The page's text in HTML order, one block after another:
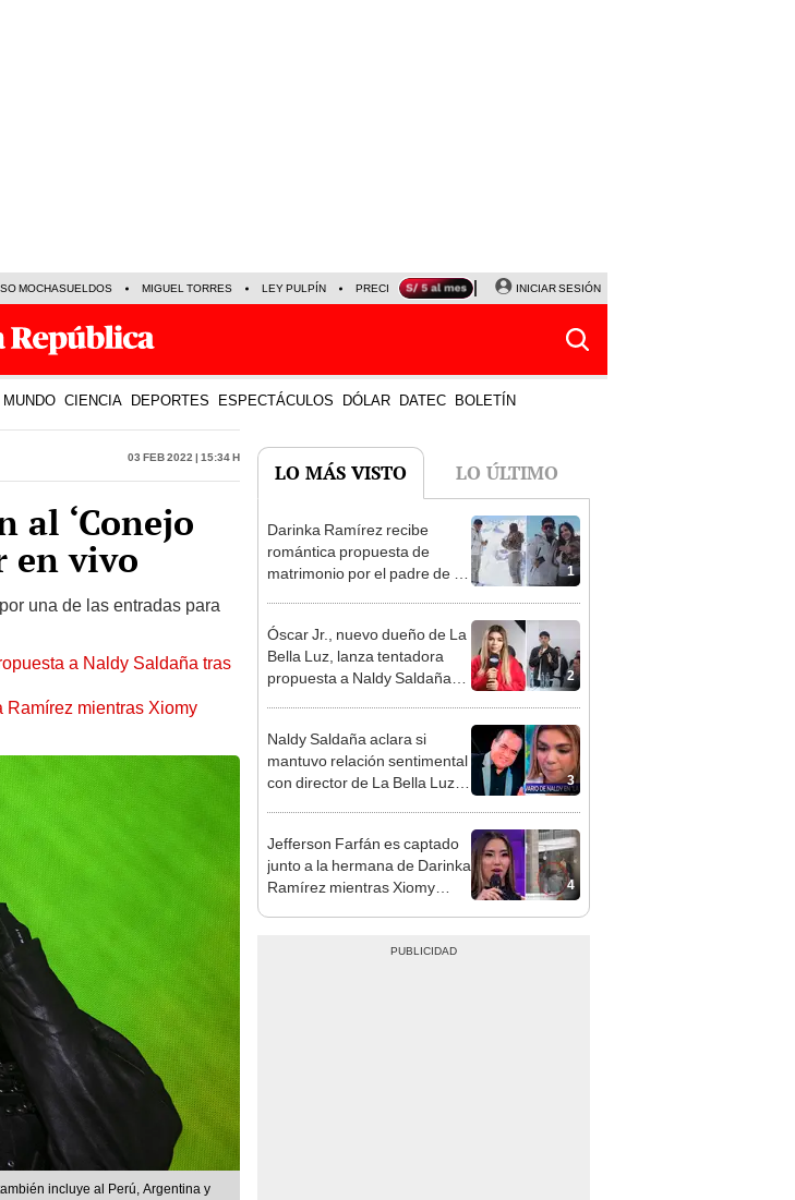
MOCHASUELDOS MIGUEL TORRES LEY PULPÍN PRECIO DEL DÓLAR CORTE DE LUZ VIERNES 7 DE AGOSTO
INICIAR SESIÓN
MUNDO CIENCIA DEPORTES ESPECTÁCULOS DÓLAR DATEC BOLETÍN
03 Feb 2022 | 15:34 h
al ‘Conejo
en vivo
una de las entradas para
a Naldy Saldaña tras
Ramírez mientras Xiomy
incluye al Perú, Argentina y
LO MÁS VISTO LO ÚLTIMO
1
Darinka Ramírez recibe
romántica propuesta de
matrimonio por el padre de su
2
Óscar Jr., nuevo dueño de La
Bella Luz, lanza tentadora
propuesta a Naldy Saldaña
tipo de ley”
3
Naldy Saldaña aclara si
mantuvo relación sentimental
con director de La Bella Luz
bajo”
4
Jefferson Farfán es captado
junto a la hermana de Darinka
Ramírez mientras Xiomy